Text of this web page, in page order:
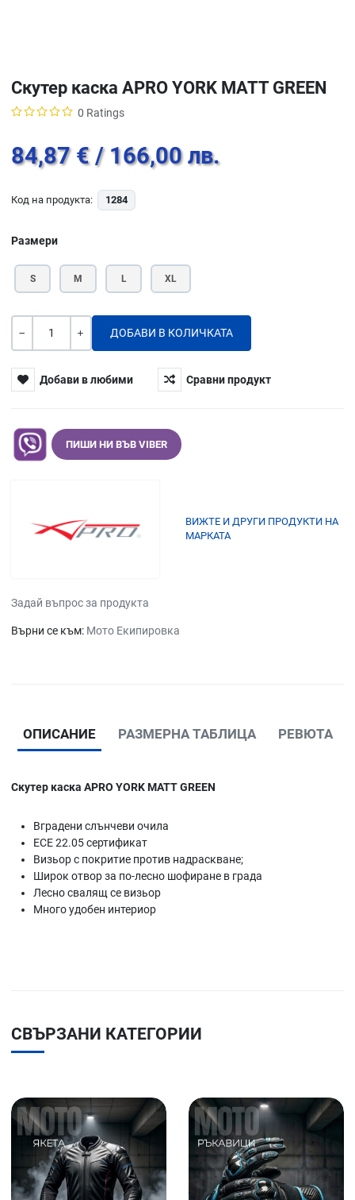
Скутер каска APRO YORK MATT GREEN
0 Ratings
84,87 € / 166,00 лв.
Код на продукта: 1284
Размери
S M L XL
Количество
Добави в любими Сравни продукт
ПИШИ НИ ВЪВ VIBER
ВИЖТЕ И ДРУГИ ПРОДУКТИ НА
МАРКАТА
Задай въпрос за продукта
Върни се към: Мото Екипировка
ОПИСАНИЕ РАЗМЕРНА ТАБЛИЦА РЕВЮТА
Скутер каска APRO YORK MATT GREEN
Вградени слънчеви очила
ECE 22.05 сертификат
Визьор с покритие против надраскване;
Широк отвор за по-лесно шофиране в града
Лесно свалящ се визьор
Много удобен интериор
СВЪРЗАНИ КАТЕГОРИИ